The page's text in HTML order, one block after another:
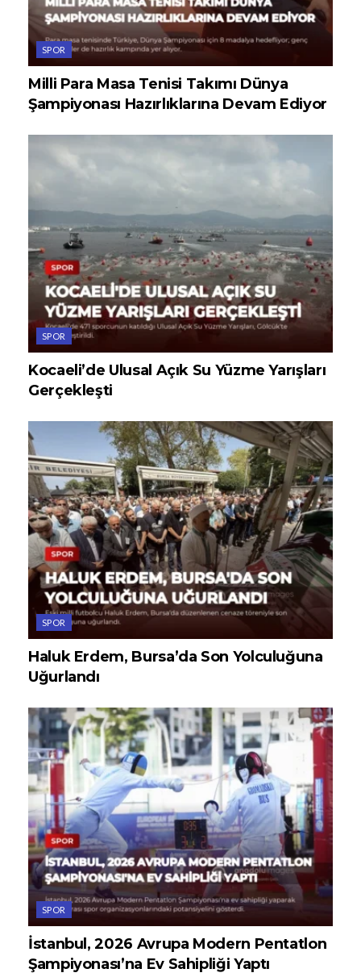
SPOR
Milli Para Masa Tenisi Takımı Dünya
Şampiyonası Hazırlıklarına Devam Ediyor
SPOR
Kocaeli’de Ulusal Açık Su Yüzme Yarışları
Gerçekleşti
SPOR
Haluk Erdem, Bursa’da Son Yolculuğuna
Uğurlandı
SPOR
İstanbul, 2026 Avrupa Modern Pentatlon
Şampiyonası’na Ev Sahipliği Yaptı